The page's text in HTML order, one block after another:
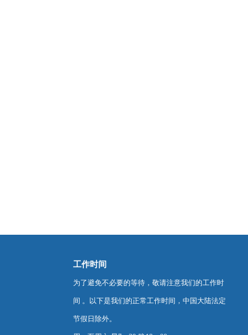
工作时间
为了避免不必要的等待，敬请注意我们的工作时
间 。以下是我们的正常工作时间，中国大陆法定
节假日除外。